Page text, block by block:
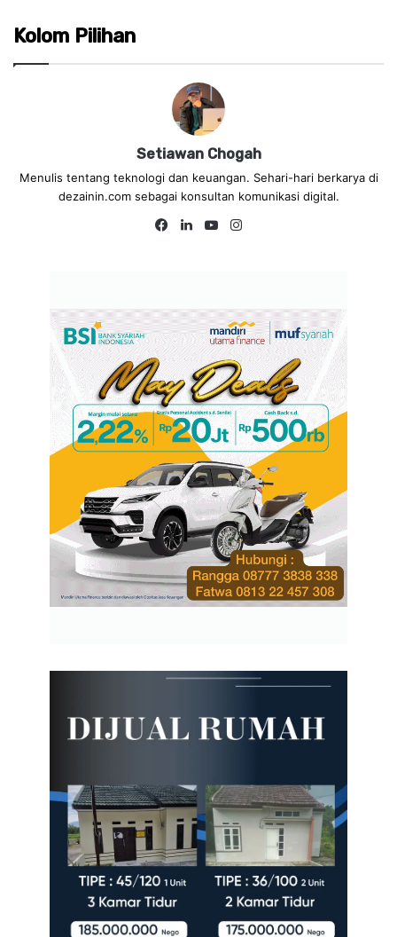
Kolom Pilihan
Setiawan Chogah
Menulis tentang teknologi dan keuangan. Sehari-hari berkarya di
dezainin.com sebagai konsultan komunikasi digital.
Fa
Lin
Yo